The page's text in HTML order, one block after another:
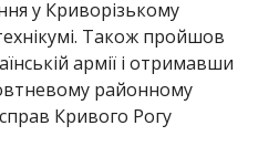
у Криворізькому
Також пройшов
армії і отримавши
районному
справ Кривого Рогу